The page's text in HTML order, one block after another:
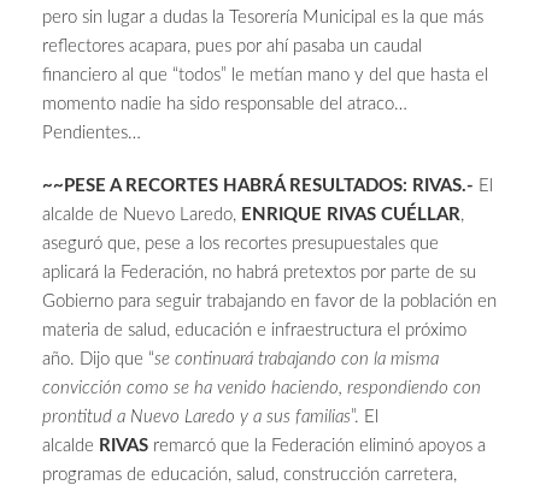
pero sin lugar a dudas la Tesorería Municipal es la que más
reflectores acapara, pues por ahí pasaba un caudal
financiero al que “todos” le metían mano y del que hasta el
momento nadie ha sido responsable del atraco…
Pendientes…
~~PESE A RECORTES HABRÁ RESULTADOS: RIVAS.- El
alcalde de Nuevo Laredo, ENRIQUE RIVAS CUÉLLAR,
aseguró que, pese a los recortes presupuestales que
aplicará la Federación, no habrá pretextos por parte de su
Gobierno para seguir trabajando en favor de la población en
materia de salud, educación e infraestructura el próximo
año. Dijo que “se continuará trabajando con la misma
convicción como se ha venido haciendo, respondiendo con
prontitud a Nuevo Laredo y a sus familias”. El
alcalde RIVAS remarcó que la Federación eliminó apoyos a
programas de educación, salud, construcción carretera,